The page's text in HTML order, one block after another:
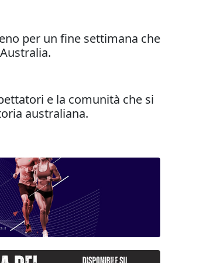
per un fine settimana che
e la comunità che si
australiana.